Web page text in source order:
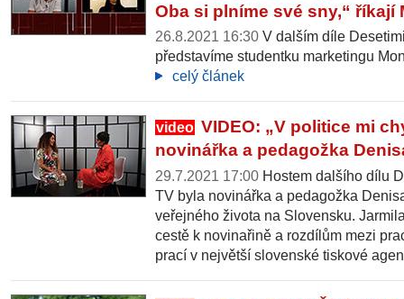
Oba si plníme své sny,“ říkají
26.8.2021 16:30 V dalším díle
představíme studentku marketingu
celý článek
video VIDEO: „V politice mi
novinářka a pedagožka
29.7.2021 17:00 Hostem dalšího dílu
TV byla novinářka a pedagožka
veřejného života na Slovensku.
cestě k novinařině a rozdílům mezi
prací v největší slovenské tiskové